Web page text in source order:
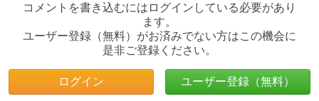
コメントを書き込むにはログインしている必要があり
ます。
ユーザー登録（無料）がお済みでない方はこの機会に
是非ご登録ください。
ログイン ユーザー登録（無料）